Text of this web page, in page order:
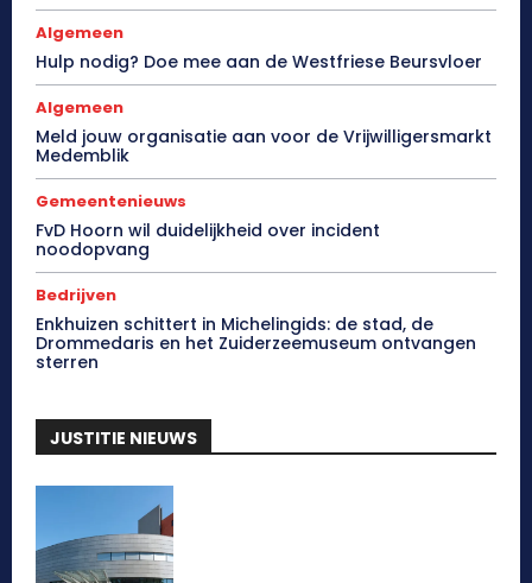
Algemeen
Hulp nodig? Doe mee aan de Westfriese Beursvloer
Algemeen
Meld jouw organisatie aan voor de Vrijwilligersmarkt
Medemblik
Gemeentenieuws
FvD Hoorn wil duidelijkheid over incident
noodopvang
Bedrijven
Enkhuizen schittert in Michelingids: de stad, de
Drommedaris en het Zuiderzeemuseum ontvangen
sterren
JUSTITIE NIEUWS